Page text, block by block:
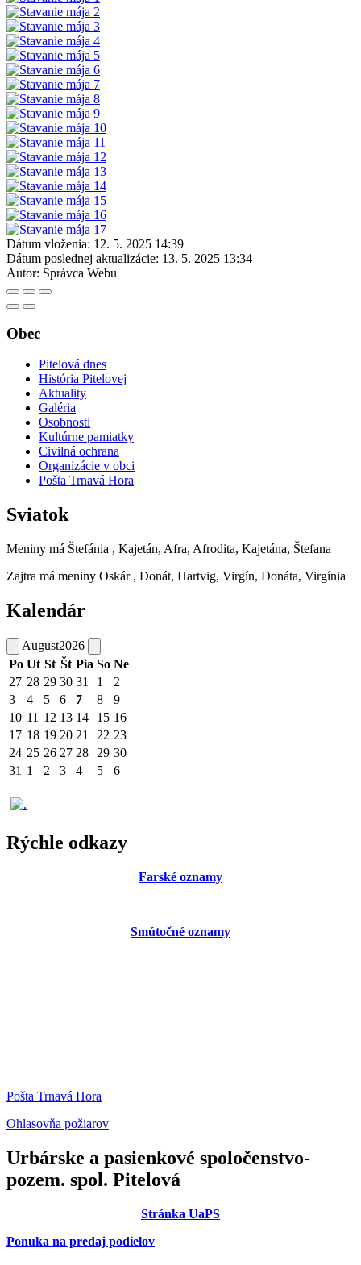
Dátum vloženia: 12. 5. 2025 14:39
Dátum poslednej aktualizácie: 13. 5. 2025 13:34
Autor: Správca Webu
Obec
Pitelová dnes
História Pitelovej
Aktuality
Galéria
Osobnosti
Kultúrne pamiatky
Civilná ochrana
Organizácie v obci
Pošta Trnavá Hora
Sviatok
Meniny má Štefánia , Kajetán, Afra, Afrodita, Kajetána, Štefana
Zajtra má meniny Oskár , Donát, Hartvig, Virgín, Donáta, Virgínia
Kalendár
August2026
Po Ut St Št Pia So Ne
27 28 29 30 31 1
2
3
4 5 6 7 8
9
10 11 12 13 14 15 16
17 18 19 20 21 22 23
24 25 26 27 28 29 30
31 1 2 3 4 5 6
Rýchle odkazy
Farské oznamy
Smútočné oznamy
Pošta Trnavá Hora
Ohlasovňa požiarov
Urbárske a pasienkové spoločenstvo-
pozem. spol. Pitelová
Stránka UaPS
Ponuka na predaj podielov